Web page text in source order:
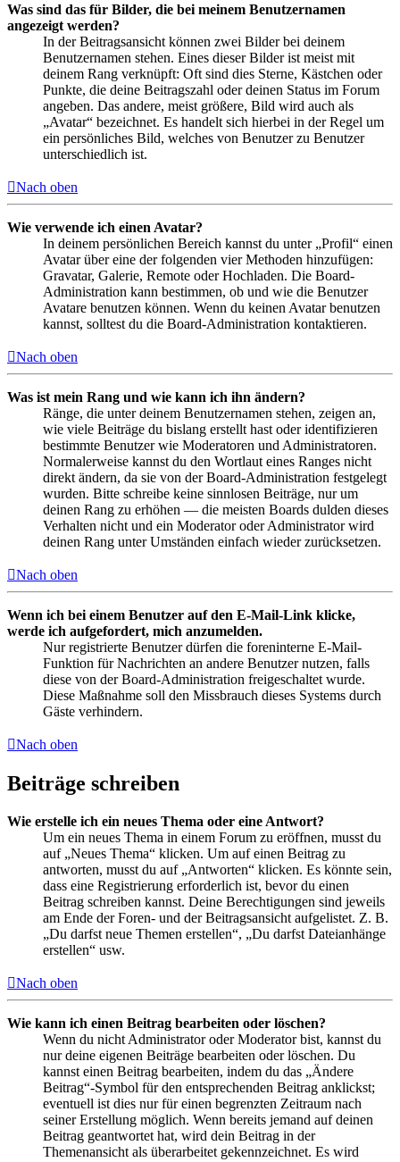
Was sind das für Bilder, die bei meinem Benutzernamen
angezeigt werden?
In der Beitragsansicht können zwei Bilder bei deinem
Benutzernamen stehen. Eines dieser Bilder ist meist mit
deinem Rang verknüpft: Oft sind dies Sterne, Kästchen oder
Punkte, die deine Beitragszahl oder deinen Status im Forum
angeben. Das andere, meist größere, Bild wird auch als
„Avatar“ bezeichnet. Es handelt sich hierbei in der Regel um
ein persönliches Bild, welches von Benutzer zu Benutzer
unterschiedlich ist.
Nach oben
Wie verwende ich einen Avatar?
In deinem persönlichen Bereich kannst du unter „Profil“ einen
Avatar über eine der folgenden vier Methoden hinzufügen:
Gravatar, Galerie, Remote oder Hochladen. Die Board-
Administration kann bestimmen, ob und wie die Benutzer
Avatare benutzen können. Wenn du keinen Avatar benutzen
kannst, solltest du die Board-Administration kontaktieren.
Nach oben
Was ist mein Rang und wie kann ich ihn ändern?
Ränge, die unter deinem Benutzernamen stehen, zeigen an,
wie viele Beiträge du bislang erstellt hast oder identifizieren
bestimmte Benutzer wie Moderatoren und Administratoren.
Normalerweise kannst du den Wortlaut eines Ranges nicht
direkt ändern, da sie von der Board-Administration festgelegt
wurden. Bitte schreibe keine sinnlosen Beiträge, nur um
deinen Rang zu erhöhen — die meisten Boards dulden dieses
Verhalten nicht und ein Moderator oder Administrator wird
deinen Rang unter Umständen einfach wieder zurücksetzen.
Nach oben
Wenn ich bei einem Benutzer auf den E-Mail-Link klicke,
werde ich aufgefordert, mich anzumelden.
Nur registrierte Benutzer dürfen die foreninterne E-Mail-
Funktion für Nachrichten an andere Benutzer nutzen, falls
diese von der Board-Administration freigeschaltet wurde.
Diese Maßnahme soll den Missbrauch dieses Systems durch
Gäste verhindern.
Nach oben
Beiträge schreiben
Wie erstelle ich ein neues Thema oder eine Antwort?
Um ein neues Thema in einem Forum zu eröffnen, musst du
auf „Neues Thema“ klicken. Um auf einen Beitrag zu
antworten, musst du auf „Antworten“ klicken. Es könnte sein,
dass eine Registrierung erforderlich ist, bevor du einen
Beitrag schreiben kannst. Deine Berechtigungen sind jeweils
am Ende der Foren- und der Beitragsansicht aufgelistet. Z. B.
„Du darfst neue Themen erstellen“, „Du darfst Dateianhänge
erstellen“ usw.
Nach oben
Wie kann ich einen Beitrag bearbeiten oder löschen?
Wenn du nicht Administrator oder Moderator bist, kannst du
nur deine eigenen Beiträge bearbeiten oder löschen. Du
kannst einen Beitrag bearbeiten, indem du das „Ändere
Beitrag“-Symbol für den entsprechenden Beitrag anklickst;
eventuell ist dies nur für einen begrenzten Zeitraum nach
seiner Erstellung möglich. Wenn bereits jemand auf deinen
Beitrag geantwortet hat, wird dein Beitrag in der
Themenansicht als überarbeitet gekennzeichnet. Es wird